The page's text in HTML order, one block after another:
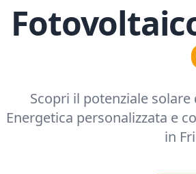
Scopri il potenziale solare
Energetica personalizzata e
in